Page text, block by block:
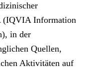
(IQVIA Information
in der
Quellen,
Aktivitäten auf